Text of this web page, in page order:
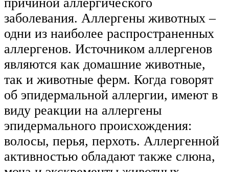
заболевания. Аллергены животных –
одни из наиболее распространенных
аллергенов. Источником аллергенов
являются как домашние животные,
так и животные ферм. Когда говорят
об эпидермальной аллергии, имеют в
виду реакции на аллергены
эпидермального происхождения:
волосы, перья, перхоть. Аллергенной
активностью обладают также слюна,